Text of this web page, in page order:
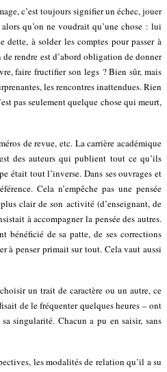
c’est toujours signifier un échec, jouer
qu’on ne voudrait qu’une chose : lui
dette, à solder les comptes pour passer à
rendre est d’abord obligation de donner
faire fructifier son legs ? Bien sûr, mais
les rencontres inattendues. Rien
pas seulement quelque chose qui meurt,
de revue, etc. La carrière académique
des auteurs qui publient tout ce qu’ils
était tout l’inverse. Dans ses ouvrages et
Cela n’empêche pas une pensée
clair de son activité (d’enseignant, de
à accompagner la pensée des autres.
bénéficié de sa patte, de ses corrections
à penser primait sur tout. Cela vaut aussi
un trait de caractère ou un autre, ce
de le fréquenter quelques heures – ont
singularité. Chacun a pu en saisir, sans
les modalités de relation qu’il a su